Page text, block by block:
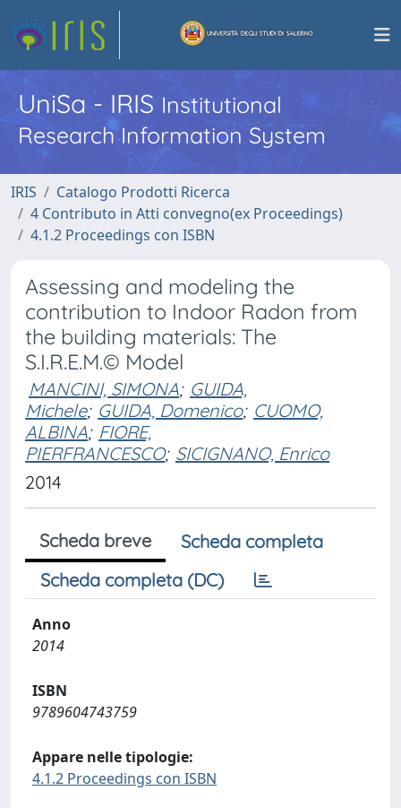
UniSa - IRISInstitutional
Research Information System
IRIS
Catalogo Prodotti Ricerca
4 Contributo in Atti convegno(ex Proceedings)
4.1.2 Proceedings con ISBN
Assessing and modeling the
contribution to Indoor Radon from
the building materials: The
S.I.R.E.M.© Model
MANCINI, SIMONA; GUIDA,
Michele; GUIDA, Domenico; CUOMO,
ALBINA; FIORE,
PIERFRANCESCO; SICIGNANO, Enrico
2014
Scheda breve
Scheda completa
Scheda completa (DC)
Anno
2014
ISBN
9789604743759
Appare nelle tipologie:
4.1.2 Proceedings con ISBN